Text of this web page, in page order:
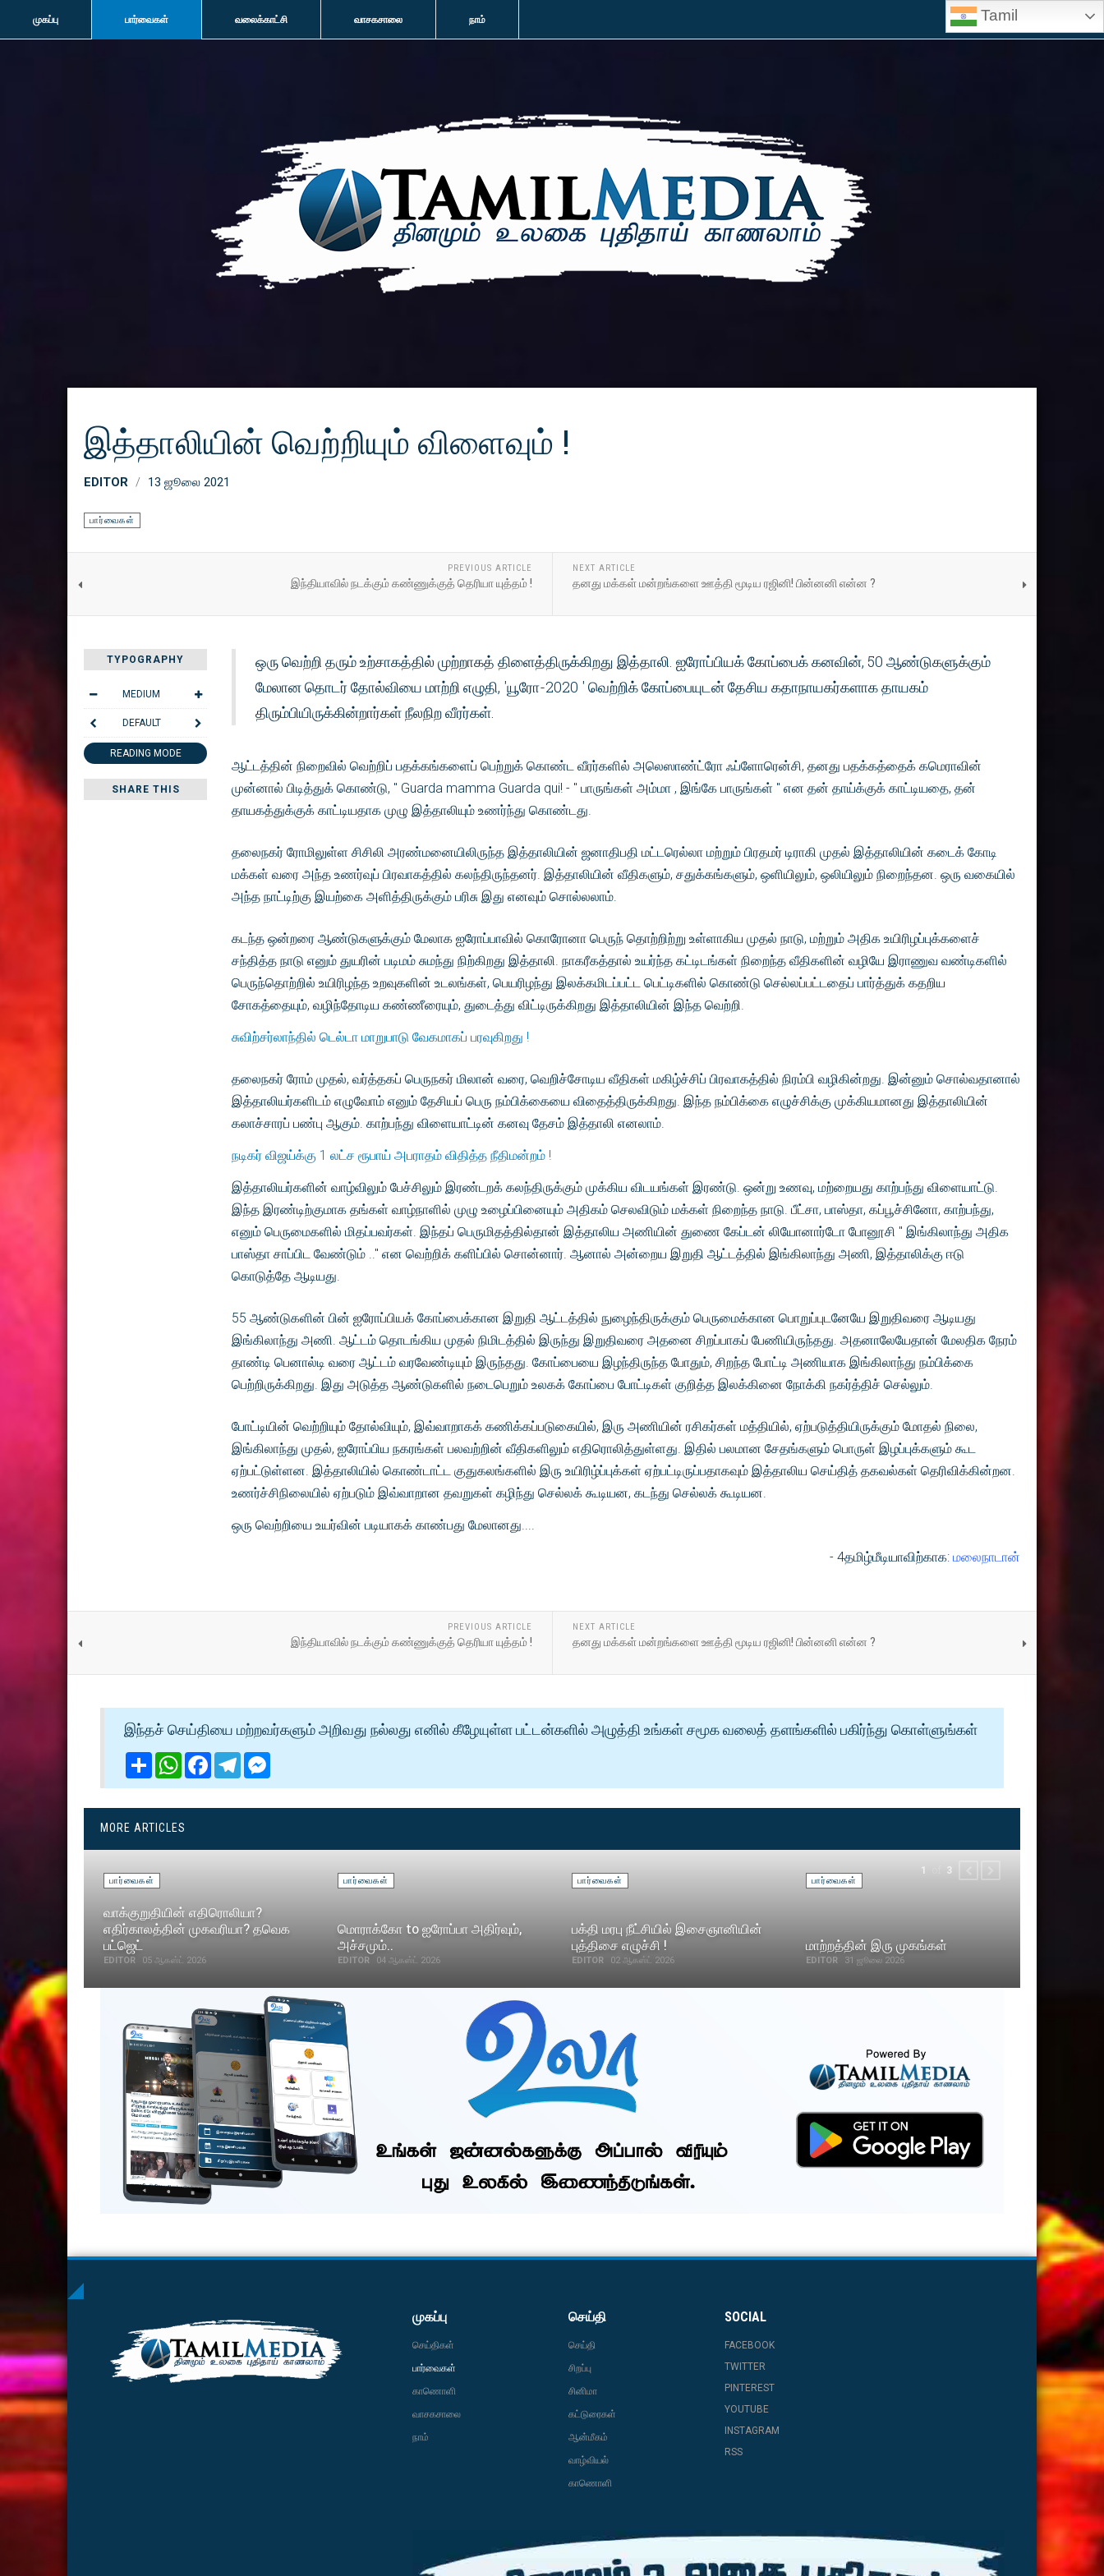
முகப்பு பார்வைகள் வலைக்காட்சி வாசகசாலை நாம் Tamil
இத்தாலியின் வெற்றியும் விளைவும் !
EDITOR 13 ஜூலை 2021
பார்வைகள்
PREVIOUS ARTICLE
இந்தியாவில் நடக்கும் கண்ணுக்குத் தெரியா யுத்தம் !
NEXT ARTICLE
தனது மக்கள் மன்றங்களை ஊத்தி மூடிய ரஜினி! பின்னனி என்ன ?
TYPOGRAPHY
MEDIUM
DEFAULT
READING MODE
SHARE THIS
ஒரு வெற்றி தரும் உற்சாகத்தில் முற்றாகத் திளைத்திருக்கிறது இத்தாலி. ஐரோப்பியக் கோப்பைக் கனவின், 50 ஆண்டுகளுக்கும்
மேலான தொடர் தோல்வியை மாற்றி எழுதி, 'யூரோ-2020 ' வெற்றிக் கோப்பையுடன் தேசிய கதாநாயகர்களாக தாயகம்
திரும்பியிருக்கின்றார்கள் நீலநிற வீரர்கள்.
ஆட்டத்தின் நிறைவில் வெற்றிப் பதக்கங்களைப் பெற்றுக் கொண்ட வீரர்களில் அலெஸாண்ட்ரோ ஃப்ளோரென்சி, தனது பதக்கத்தைக் கமெராவின்
முன்னால் பிடித்துக் கொண்டு, " Guarda mamma Guarda qui! - " பாருங்கள் அம்மா , இங்கே பாருங்கள் " என தன் தாய்க்குக் காட்டியதை, தன்
தாயகத்துக்குக் காட்டியதாக முழு இத்தாலியும் உணர்ந்து கொண்டது.
தலைநகர் ரோமிலுள்ள சிசிலி அரண்மனையிலிருந்த இத்தாலியின் ஜனாதிபதி மட்டரெல்லா மற்றும் பிரதமர் டிராகி முதல் இத்தாலியின் கடைக் கோடி
மக்கள் வரை அந்த உணர்வுப் பிரவாகத்தில் கலந்திருந்தனர். இத்தாலியின் வீதிகளும், சதுக்கங்களும், ஒளியிலும், ஒலியிலும் நிறைந்தன. ஒரு வகையில்
அந்த நாட்டிற்கு இயற்கை அளித்திருக்கும் பரிசு இது எனவும் சொல்லலாம்.
கடந்த ஒன்றரை ஆண்டுகளுக்கும் மேலாக ஐரோப்பாவில் கொரோனா பெருந் தொற்றிற்று உள்ளாகிய முதல் நாடு, மற்றும் அதிக உயிரிழப்புக்களைச்
சந்தித்த நாடு எனும் துயரின் படிமம் சுமந்து நிற்கிறது இத்தாலி. நாகரீகத்தால் உயர்ந்த கட்டிடங்கள் நிறைந்த வீதிகளின் வழியே இராணுவ வண்டிகளில்
பெருந்தொற்றில் உயிரிழந்த உறவுகளின் உடலங்கள், பெயரிழந்து இலக்கமிடப்பட்ட பெட்டிகளில் கொண்டு செல்லப்பட்டதைப் பார்த்துக் கதறிய
சோகத்தையும், வழிந்தோடிய கண்ணீரையும், துடைத்து விட்டிருக்கிறது இத்தாலியின் இந்த வெற்றி.
சுவிற்சர்லாந்தில் டெல்டா மாறுபாடு வேகமாகப் பரவுகிறது !
தலைநகர் ரோம் முதல், வர்த்தகப் பெருநகர் மிலான் வரை, வெறிச்சோடிய வீதிகள் மகிழ்ச்சிப் பிரவாகத்தில் நிரம்பி வழிகின்றது. இன்னும் சொல்வதானால்
இத்தாலியர்களிடம் எழுவோம் எனும் தேசியப் பெரு நம்பிக்கையை விதைத்திருக்கிறது. இந்த நம்பிக்கை எழுச்சிக்கு முக்கியமானது இத்தாலியின்
கலாச்சாரப் பண்பு ஆகும். காற்பந்து விளையாட்டின் கனவு தேசம் இத்தாலி எனலாம்.
நடிகர் விஜய்க்கு 1 லட்ச ரூபாய் அபராதம் விதித்த நீதிமன்றம் !
இத்தாலியர்களின் வாழ்விலும் பேச்சிலும் இரண்டறக் கலந்திருக்கும் முக்கிய விடயங்கள் இரண்டு. ஒன்று உணவு, மற்றையது காற்பந்து விளையாட்டு.
இந்த இரண்டிற்குமாக தங்கள் வாழ்நாளில் முழு உழைப்பினையும் அதிகம் செலவிடும் மக்கள் நிறைந்த நாடு. பீட்சா, பாஸ்தா, கப்பூச்சினோ, காற்பந்து,
எனும் பெருமைகளில் மிதப்பவர்கள். இந்தப் பெருமிதத்தில்தான் இத்தாலிய அணியின் துணை கேப்டன் லியோனார்டோ போனூசி " இங்கிலாந்து அதிக
பாஸ்தா சாப்பிட வேண்டும் .." என வெற்றிக் களிப்பில் சொன்னார். ஆனால் அன்றைய இறுதி ஆட்டத்தில் இங்கிலாந்து அணி, இத்தாலிக்கு ஈடு
கொடுத்தே ஆடியது.
55 ஆண்டுகளின் பின் ஐரோப்பியக் கோப்பைக்கான இறுதி ஆட்டத்தில் நுழைந்திருக்கும் பெருமைக்கான பொறுப்புடனேயே இறுதிவரை ஆடியது
இங்கிலாந்து அணி. ஆட்டம் தொடங்கிய முதல் நிமிடத்தில் இருந்து இறுதிவரை அதனை சிறப்பாகப் பேணியிருந்தது. அதனாலேயேதான் மேலதிக நேரம்
தாண்டி பெனால்டி வரை ஆட்டம் வரவேண்டியும் இருந்தது. கோப்பையை இழந்திருந்த போதும், சிறந்த போட்டி அணியாக இங்கிலாந்து நம்பிக்கை
பெற்றிருக்கிறது. இது அடுத்த ஆண்டுகளில் நடைபெறும் உலகக் கோப்பை போட்டிகள் குறித்த இலக்கினை நோக்கி நகர்த்திச் செல்லும்.
போட்டியின் வெற்றியும் தோல்வியும், இவ்வாறாகக் கணிக்கப்படுகையில், இரு அணியின் ரசிகர்கள் மத்தியில், ஏற்படுத்தியிருக்கும் மோதல் நிலை,
இங்கிலாந்து முதல், ஐரோப்பிய நகரங்கள் பலவற்றின் வீதிகளிலும் எதிரொலித்துள்ளது. இதில் பலமான சேதங்களும் பொருள் இழப்புக்களும் கூட
ஏற்பட்டுள்ளன. இத்தாலியில் கொண்டாட்ட குதுகலங்களில் இரு உயிரிழ்ப்புக்கள் ஏற்பட்டிருப்பதாகவும் இத்தாலிய செய்தித் தகவல்கள் தெரிவிக்கின்றன.
உணர்ச்சிநிலையில் ஏற்படும் இவ்வாறான தவறுகள் கழிந்து செல்லக் கூடியன, கடந்து செல்லக் கூடியன.
ஒரு வெற்றியை உயர்வின் படியாகக் காண்பது மேலானது....
- 4தமிழ்மீடியாவிற்காக: மலைநாடான்
PREVIOUS ARTICLE
இந்தியாவில் நடக்கும் கண்ணுக்குத் தெரியா யுத்தம் !
NEXT ARTICLE
தனது மக்கள் மன்றங்களை ஊத்தி மூடிய ரஜினி! பின்னனி என்ன ?
இந்தச் செய்தியை மற்றவர்களும் அறிவது நல்லது எனில் கீழேயுள்ள பட்டன்களில் அழுத்தி உங்கள் சமூக வலைத் தளங்களில் பகிர்ந்து கொள்ளுங்கள்
ShareWhatsApp
Facebook
Telegram
MORE ARTICLES
பார்வைகள்
வாக்குறுதியின் எதிரொலியா?
எதிர்காலத்தின் முகவரியா? தவெக
பட்ஜெட்
EDITOR 05 ஆகஸ்ட் 2026
பார்வைகள்
மொராக்கோ to ஐரோப்பா அதிர்வும்,
அச்சமும்..
EDITOR 04 ஆகஸ்ட் 2026
பார்வைகள்
பக்தி மரபு நீட்சியில் இசைஞானியின்
புத்திசை எழுச்சி !
EDITOR 02 ஆகஸ்ட் 2026
பார்வைகள்
மாற்றத்தின் இரு முகங்கள்
EDITOR 31 ஜூலை 2026
1 3
முகப்பு
செய்திகள்
பார்வைகள்
காணொளி
வாசகசாலை
நாம்
செய்தி
செய்தி
சிறப்பு
சினிமா
கட்டுரைகள்
ஆன்மீகம்
வாழ்வியல்
காணொளி
SOCIAL
FACEBOOK
TWITTER
PINTEREST
YOUTUBE
INSTAGRAM
RSS